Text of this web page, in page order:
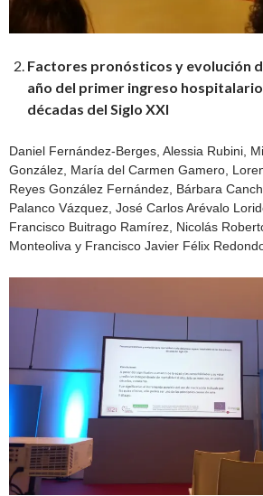
Factores pronósticos y evolución
año del primer ingreso
décadas del Siglo XXI
Daniel Fernández-Berges, Alessia Rubini,
González, María del Carmen Gamero,
Reyes González Fernández, Bárbara
Palanco Vázquez, José Carlos Arévalo
Francisco Buitrago Ramírez, Nicolás
Monteoliva y Francisco Javier Félix